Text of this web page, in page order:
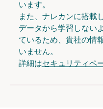
います。
また、ナレカンに搭載
データから学習しない
ているため、貴社の情
いません。
詳細はセキュリティペ